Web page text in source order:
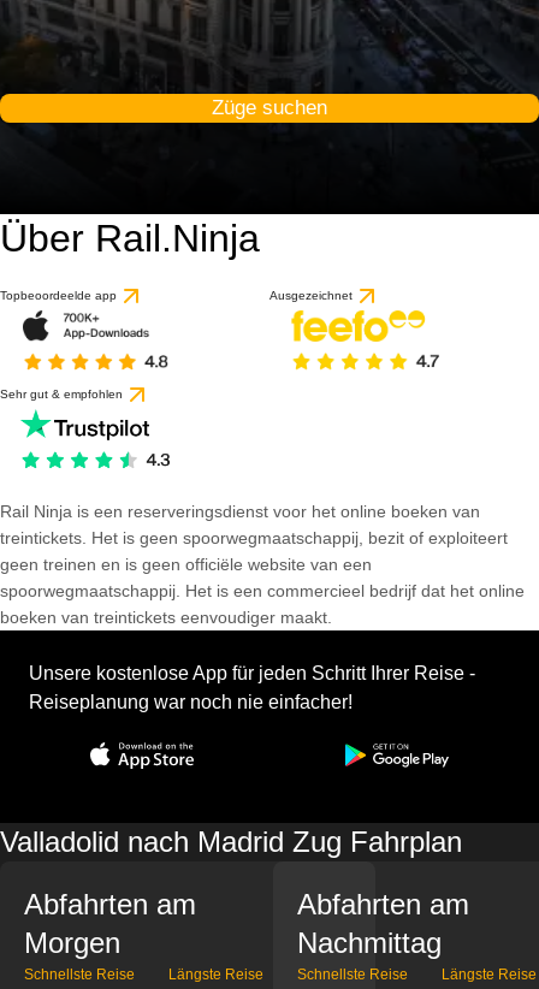
Züge suchen
Über Rail.Ninja
Topbeoordeelde app Ausgezeichnet
Sehr gut & empfohlen
Rail Ninja is een reserveringsdienst voor het online boeken van
treintickets. Het is geen spoorwegmaatschappij, bezit of exploiteert
geen treinen en is geen officiële website van een
spoorwegmaatschappij. Het is een commercieel bedrijf dat het online
boeken van treintickets eenvoudiger maakt.
Unsere kostenlose App für jeden Schritt Ihrer Reise -
Reiseplanung war noch nie einfacher!
Valladolid nach Madrid Zug Fahrplan
Abfahrten am
Morgen
Schnellste Reise Längste Reise
Abfahrten am
Nachmittag
Schnellste Reise Längste Reise